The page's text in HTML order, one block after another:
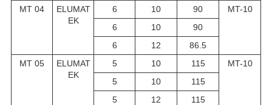
MT 04
ELUMAT
EK
6 10 90
MT-10
6
10
90
6
12
86.5
MT 05
ELUMAT
EK
5 10 115
MT-10
5
10
115
5
12
115